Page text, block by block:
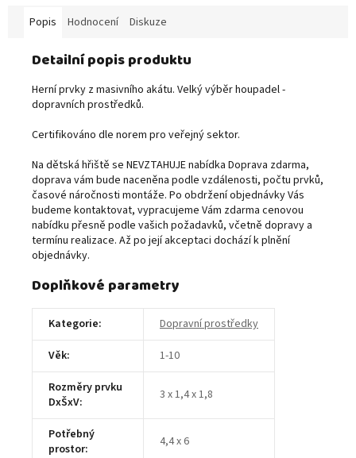
Popis Hodnocení Diskuze
Detailní popis produktu
Herní prvky z masivního akátu. Velký výběr houpadel -
dopravních prostředků.
Certifikováno dle norem pro veřejný sektor.
Na dětská hřiště se NEVZTAHUJE nabídka Doprava zdarma,
doprava vám bude naceněna podle vzdálenosti, počtu prvků,
časové náročnosti montáže. Po obdržení objednávky Vás
budeme kontaktovat, vypracujeme Vám zdarma cenovou
nabídku přesně podle vašich požadavků, včetně dopravy a
termínu realizace. Až po její akceptaci dochází k plnění
objednávky.
Doplňkové parametry
Kategorie:
Dopravní prostředky
Věk:
1-10
Rozměry prvku
DxŠxV: 3 x 1,4 x 1,8
Potřebný
prostor: 4,4 x 6